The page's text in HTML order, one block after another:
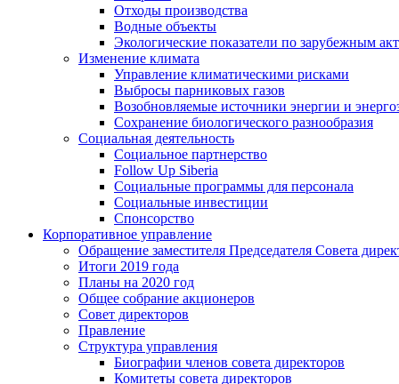
Отходы производства
Водные объекты
Экологические показатели по зарубежным
Изменение климата
Управление климатическими рисками
Выбросы парниковых газов
Возобновляемые источники энергии и
Сохранение биологического разнообразия
Социальная деятельность
Социальное партнерство
Follow Up Siberia
Социальные программы для персонала
Социальные инвестиции
Спонсорство
Корпоративное управление
Обращение заместителя Председателя Совета
Итоги 2019 года
Планы на 2020 год
Общее собрание акционеров
Совет директоров
Правление
Структура управления
Биографии членов совета директоров
Комитеты совета директоров